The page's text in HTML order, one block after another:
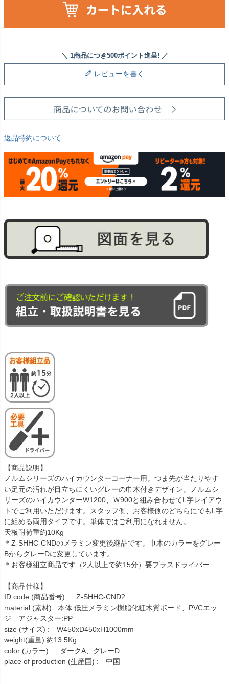
レビューを書く
返品特約について
【商品説明】
ノルムシリーズのハイカウンターコーナー用。つま先が当たりやす
い足元の汚れが目立ちにくいグレーの巾木付きデザイン。ノルムシ
リーズのハイカウンターW1200、Ｗ900と組み合わせてL字レイアウ
トでご利用いただけます。スタッフ側、お客様側のどちらにでもL字
に組める両用タイプです。単体ではご利用になれません。
天板耐荷重約10Kg
＊Z-SHHC-CNDのメラミン変更後継品です。巾木のカラーをグレー
BからグレーDに変更しています。
＊お客様組立商品です（2人以上で約15分）要プラスドライバー
【商品仕様】
ID code (商品番号) : Z-SHHC-CND2
material (素材) : 本体:低圧メラミン樹脂化粧木質ボード、PVCエッ
ジ アジャスター:PP
size (サイズ) : W450xD450xH1000mm
weight(重量):約13.5Kg
color (カラー) : ダークA、グレーD
place of production (生産国) : 中国